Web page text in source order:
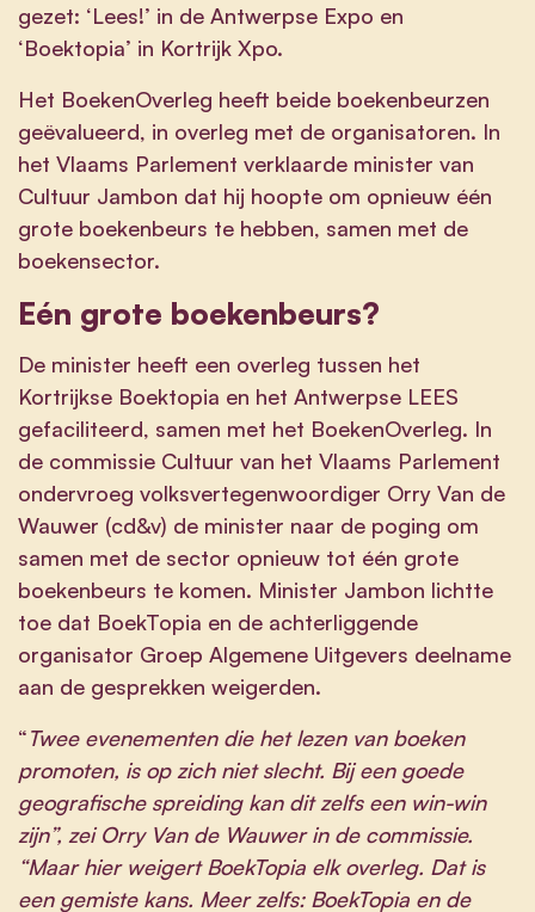
gezet: ‘Lees!’ in de Antwerpse Expo en
‘Boektopia’ in Kortrijk Xpo.
Het BoekenOverleg heeft beide boekenbeurzen
geëvalueerd, in overleg met de organisatoren. In
het Vlaams Parlement verklaarde minister van
Cultuur Jambon dat hij hoopte om opnieuw één
grote boekenbeurs te hebben, samen met de
boekensector.
Eén grote boekenbeurs?
De minister heeft een overleg tussen het
Kortrijkse Boektopia en het Antwerpse LEES
gefaciliteerd, samen met het BoekenOverleg. In
de commissie Cultuur van het Vlaams Parlement
ondervroeg volksvertegenwoordiger Orry Van de
Wauwer (cd&v) de minister naar de poging om
samen met de sector opnieuw tot één grote
boekenbeurs te komen. Minister Jambon lichtte
toe dat BoekTopia en de achterliggende
organisator Groep Algemene Uitgevers deelname
aan de gesprekken weigerden.
“Twee evenementen die het lezen van boeken
promoten, is op zich niet slecht. Bij een goede
geografische spreiding kan dit zelfs een win-win
zijn”, zei Orry Van de Wauwer in de commissie.
“Maar hier weigert BoekTopia elk overleg. Dat is
een gemiste kans. Meer zelfs: BoekTopia en de